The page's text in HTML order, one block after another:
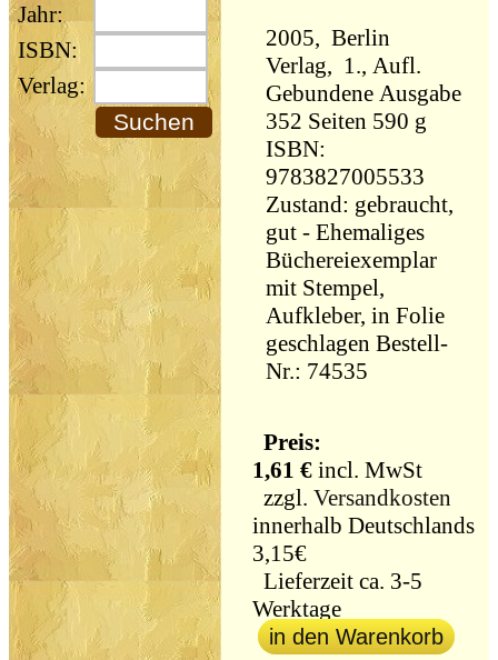
Jahr:
ISBN:
Verlag:
2005, Berlin
Verlag, 1., Aufl.
Gebundene Ausgabe
352 Seiten 590 g
ISBN:
9783827005533
Zustand: gebraucht,
gut - Ehemaliges
Büchereiexemplar
mit Stempel,
Aufkleber, in Folie
geschlagen Bestell-
Nr.: 74535
Preis:
1,61 € incl. MwSt
zzgl.Versandkosten
innerhalb Deutschlands
3,15€
Lieferzeit ca. 3-5
Werktage
in den Warenkorb